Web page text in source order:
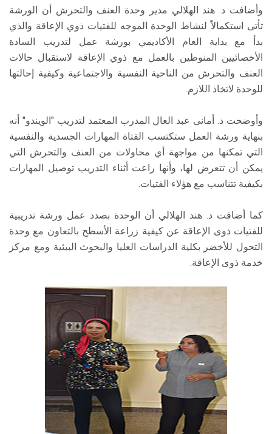
وأضافت د. هند الهلالي مدير وحدة العنف والتحرش أن الورشة
تأتى استكمالاً لنشاط الوحدة الموجه للفتيات ذوي الإعاقة والذي
بدأ مع بداية العام الأكاديمي بورشة عمل لتدريب السادة
الأخصائيين المنوطين بالعمل مع ذوي الإعاقة لاستقبال حالات
العنف والتحرش من الناحية النفسية والاجتماعية وكيفية إحالتها
للوحدة لاتخاذ اللازم.
وأوضحت د. أمانى عبد العال المدرب المعتمد لتدريب "الويندو" أنه
بنهاية ورشة العمل ستكتسب الفتاة المهارات الجسدية والنفسية
التي تمكنها من مواجهة أي محاولات من العنف والتحرش التي
يمكن أن تتعرض لها، وأنها راعت أثناء التدريب توصيل المهارات
بكيفية تتناسب مع هؤلاء الفتيات.
كما أضافت د. هند الهلالي أن الوحدة بصدد عمل ورشة تدريبية
للفتيات ذوى الإعاقة عن كيفية زراعة الأسطح بالتعاون مع وحدة
التحول للأخضر بكلية الدراسات العليا والبحوث البيئية ومع مركز
خدمة ذوى الإعاقة.